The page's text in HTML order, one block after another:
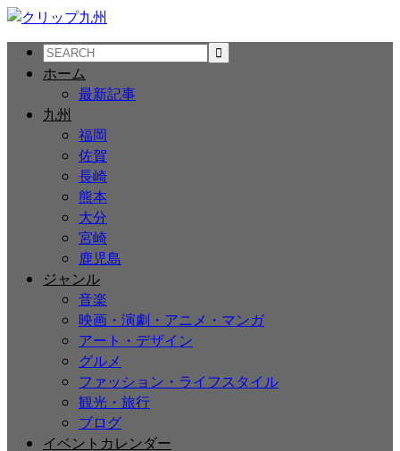
ホーム
最新記事
九州
福岡
佐賀
長崎
熊本
大分
宮崎
鹿児島
ジャンル
音楽
映画・演劇・アニメ・マンガ
アート・デザイン
グルメ
ファッション・ライフスタイル
観光・旅行
ブログ
イベントカレンダー